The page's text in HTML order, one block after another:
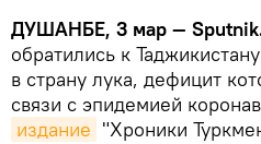
ДУШАНБЕ, 3 мар —
обратились к
в страну лука, дефицит
связи с эпидемией
издание "Хроники